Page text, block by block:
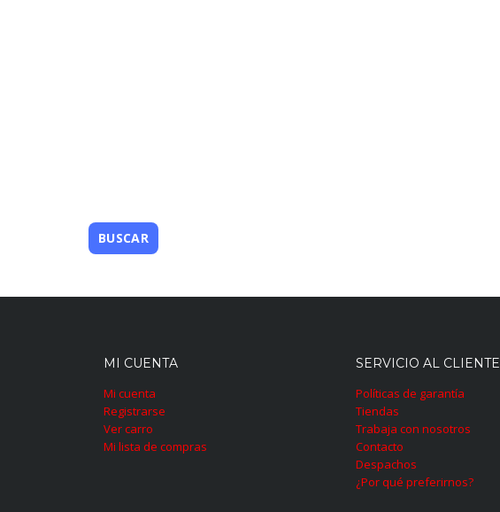
MI CUENTA
Mi cuenta
Registrarse
Ver carro
Mi lista de compras
SERVICIO AL CLIENTE
Políticas de garantía
Tiendas
Trabaja con nosotros
Contacto
Despachos
¿Por qué preferirnos?